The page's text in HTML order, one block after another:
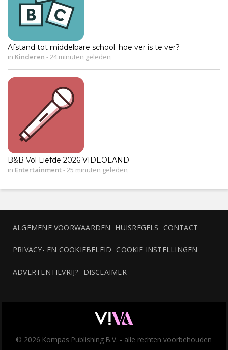
Afstand tot middelbare school: hoe ver is te ver?
in Kinderen - 24 minuten geleden
B&B Vol Liefde 2026 VIDEOLAND
in Entertainment- 25 minuten geleden
ALGEMENE VOORWAARDEN HUISREGELS CONTACT
PRIVACY- EN COOKIEBELEID COOKIE INSTELLINGEN
ADVERTENTIEVRIJ? DISCLAIMER
© 2026 Kompas Publishing B.V. - alle rechten voorbehouden